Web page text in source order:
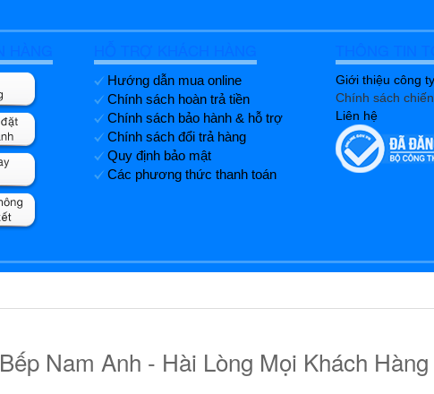
Hướng dẫn mua online
Chính sách hoàn trả tiền
Chính sách bảo hành & hỗ trợ
Chính sách đổi trả hàng
Quy định bảo mật
Các phương thức thanh toán
Giới thiệu công ty
Chính sách
Liên hệ
Bếp Nam Anh - Hài Lòng Mọi Khách